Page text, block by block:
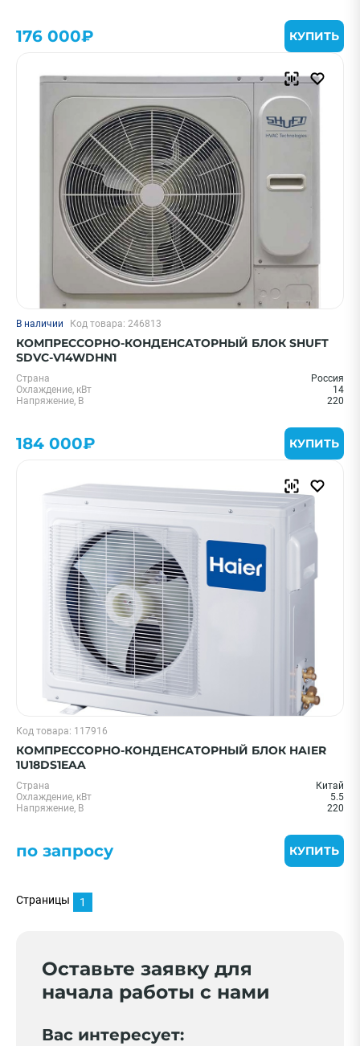
176 000₽ КУПИТЬ
В наличии Код товара: 246813
КОМПРЕССОРНО-КОНДЕНСАТОРНЫЙ БЛОК SHUFT
SDVC-V14WDHN1
Страна
Россия
Охлаждение, кВт
14
Напряжение, В
220
184 000₽ КУПИТЬ
Код товара: 117916
КОМПРЕССОРНО-КОНДЕНСАТОРНЫЙ БЛОК HAIER
1U18DS1EAA
Страна
Китай
Охлаждение, кВт
5.5
Напряжение, В
220
по запросу КУПИТЬ
Страницы 1
Оставьте заявку для
начала работы с нами
Вас интересует: